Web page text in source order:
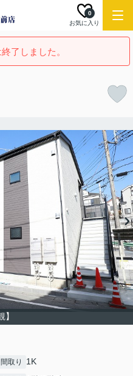
お気に入り
0
了しました。
】
間取り 1K